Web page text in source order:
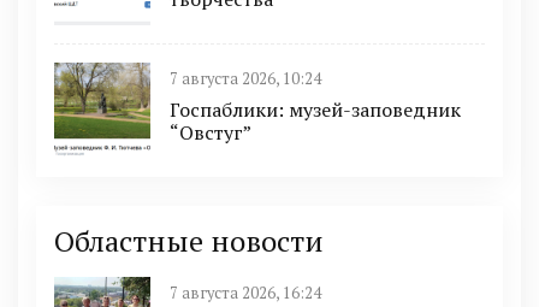
7 августа 2026, 10:24
Госпаблики: музей-заповедник
“Овстуг”
Областные новости
7 августа 2026, 16:24